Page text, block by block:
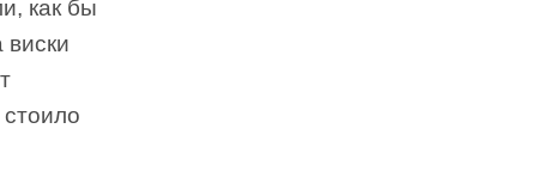
как бы